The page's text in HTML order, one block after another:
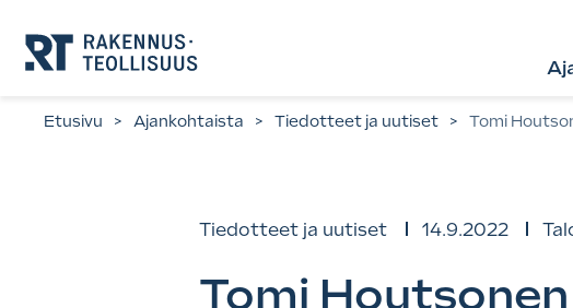
suoraan
sisältöön.
Etusivu > Ajankohtaista > Tiedotteet ja uutiset > Tomi
Tiedotteet ja uutiset 14.9.2022
Tomi